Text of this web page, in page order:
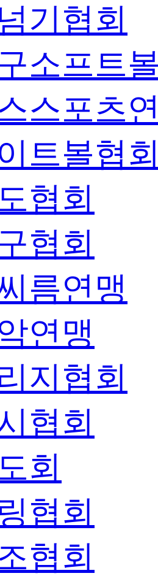
기협회
소프트
스포츠
트볼협
협회
협회
름연맹
연맹
지협회
협회
회
협회
협회